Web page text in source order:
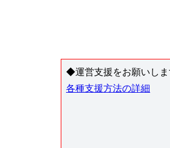
◆運営支援をお願いしま
各種支援方法の詳細